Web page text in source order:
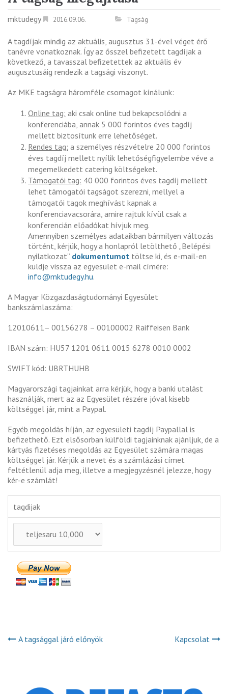
mktudegy 2016.09.06. Tagság
A tagdíjak mindig az aktuális, augusztus 31-ével véget érő
tanévre vonatkoznak. Így az ősszel befizetett tagdíjak a
következő, a tavasszal befizetettek az aktuális év
augusztusáig rendezik a tagsági viszonyt.
Az MKE tagságra háromféle csomagot kínálunk:
Online tag: aki csak online tud bekapcsolódni a
konferenciába, annak 5 000 forintos éves tagdíj
mellett biztosítunk erre lehetőséget.
Rendes tag: a személyes részvételre 20 000 forintos
éves tagdíj mellett nyílik lehetőségfigyelembe véve a
megemelkedett catering költségeket.
Támogatói tag: 40 000 forintos éves tagdíj mellett
lehet támogatói tagságot szerezni, mellyel a
támogatói tagok meghívást kapnak a
konferenciavacsorára, amire rajtuk kívül csak a
konferencián előadókat hívjuk meg.
Amennyiben személyes adataikban bármilyen változás
történt, kérjük, hogy a honlapról letölthető „Belépési
nyilatkozat” dokumentumot töltse ki, és e-mail-en
küldje vissza az egyesület e-mail címére:
info@mktudegy.hu.
A Magyar Közgazdaságtudományi Egyesület
bankszámlaszáma:
12010611– 00156278 – 00100002 Raiffeisen Bank
IBAN szám: HU57 1201 0611 0015 6278 0010 0002
SWIFT kód: UBRTHUHB
Magyarországi tagjainkat arra kérjük, hogy a banki utalást
használják, mert az az Egyesület részére jóval kisebb
költséggel jár, mint a Paypal.
Egyéb megoldás híján, az egyesületi tagdíj Paypallal is
befizethető. Ezt elsősorban külföldi tagjainknak ajánljuk, de a
kártyás fizetéses megoldás az Egyesület számára magas
költséggel jár. Kérjük a nevet és a számlázási címet
feltétlenül adja meg, illetve a megjegyzésnél jelezze, hogy
kér-e számlát!
tagdijak
A tagsággal járó előnyök Kapcsolat